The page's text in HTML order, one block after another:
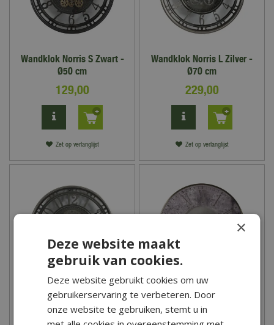
Wandklok Norris S Zwart -
Ø50 cm
129,00
Zet op verlanglijst
Wandklok Norris L Zilver -
Ø70 cm
229,00
Zet op verlanglijst
Wandklok Norris S Zilver -
Ø50 cm
Klok Florentine Star S
Zilver/Marmer Roze - Ø53
cm
×
Deze website maakt
gebruik van cookies.
Deze website gebruikt cookies om uw
gebruikerservaring te verbeteren. Door
onze website te gebruiken, stemt u in